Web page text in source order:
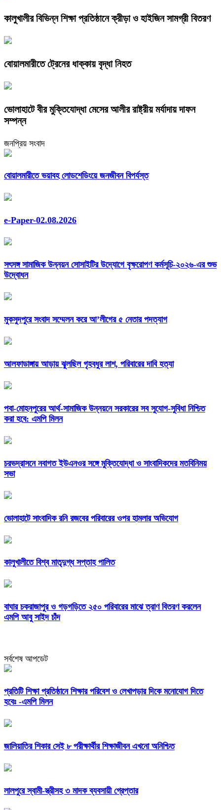
কালুখালীর বিভিন্ন শিক্ষা প্রতিষ্ঠানে ক্রীড়া ও হাইজিন সামগ্রী বিতরণ
বোয়ালমারীতে ট্রেনের ধাক্কায় বৃদ্ধা নিহত
ভোলাহাটে বীর মুক্তিযোদ্ধা মেসের আলীর রাষ্ট্রীয় মর্যাদায় দাফন
সম্পন্ন
জনপ্রিয় সংবাদ
বোয়ালমারীতে ভয়াবহ লোডশেডিংয়ে জনজীবন বিপর্যস্ত
e-Paper-02.08.2026
সৎসঙ্গ সামাজিক উন্নয়ন সোসাইটির উদ্যোগে বৃক্ষরোপণ কর্মসূচি-২০২৬-এর শুভ
উদ্বোধন
মুকসুদপুরে সংবাদ সম্মেলন করে আ’লীগের ৫ নেতার পদত্যাগ
আলফাডাঙ্গায় আড়ায় ঝুলছিল গৃহবধুর লাশ, পরিবারের দাবি হত্যা
পবা-মোহনপুরের আর্থ-সামাজিক উন্নয়নে সরকারের সব সুযোগ-সুবিধা নিশ্চিত
করা হবে: এমপি মিলন
চরভদ্রাসনে নবাগত ইউএনওর সঙ্গে মুক্তিযোদ্ধা ও সাংবাদিকদের মতবিনিময়
সভা
ভোলাহাটে সাংবাদিক রনি রজবের পরিবারের ওপর হামলার অভিযোগ
কালুখালীতে বিশ্ব মাতৃদুগ্ধ সপ্তাহ পালিত
বাঘার চকরাজাপুর ও গড়গড়িতে ২৫০ পরিবারের মাঝে ত্রাণ বিতরণ করলেন
এমপি আবু সাইদ চাঁদ
সর্বশেষ আপডেট
প্রতিটি শিক্ষা প্রতিষ্ঠানে শিক্ষার পরিবেশ ও লেখাপড়ার দিকে মনোযোগ দিতে
হবেঃ -এমপি মিলন
জালিয়াতির শিকার সেই ৮ পরীক্ষার্থীর শিক্ষাজীবন এখনো অনিশ্চিত
লালপুরে স্বামী-স্ত্রীসহ ৩ মাদক ব্যবসায়ী গ্রেপ্তার